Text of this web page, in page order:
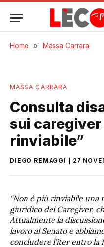
Home » Massa Carrara
MASSA CARRARA
Consulta
sui caregiver
rinviabile”
DIEGO REMAGGI 27
“Non è più rinviabile una
giuridico dei Caregiver,
Attualmente la
lavoro al Senato e
concludere l’iter entro la